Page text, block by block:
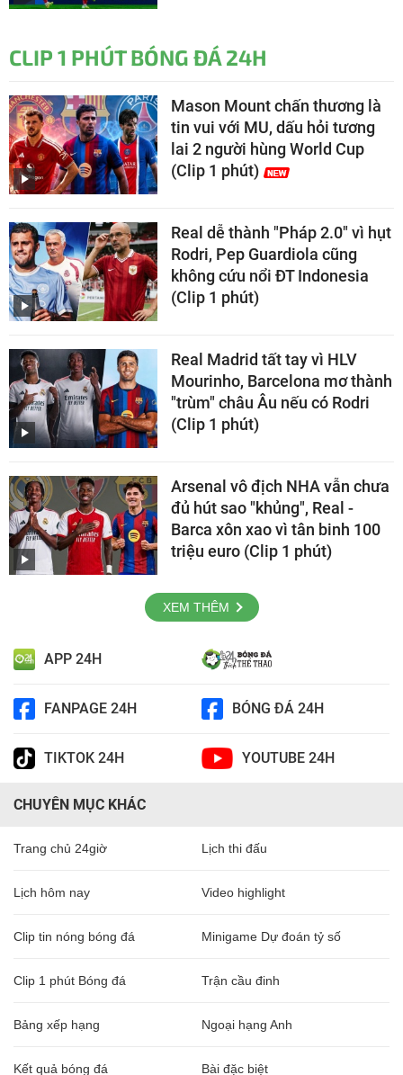
CLIP 1 PHÚT BÓNG ĐÁ 24H
Mason Mount chấn thương là
tin vui với MU, dấu hỏi tương
lai 2 người hùng World Cup
(Clip 1 phút)
Real dễ thành "Pháp 2.0" vì hụt
Rodri, Pep Guardiola cũng
không cứu nổi ĐT Indonesia
(Clip 1 phút)
Real Madrid tất tay vì HLV
Mourinho, Barcelona mơ thành
"trùm" châu Âu nếu có Rodri
(Clip 1 phút)
Arsenal vô địch NHA vẫn chưa
đủ hút sao "khủng", Real -
Barca xôn xao vì tân binh 100
triệu euro (Clip 1 phút)
XEM THÊM
APP 24H
FANPAGE 24H BÓNG ĐÁ 24H
TIKTOK 24H YOUTUBE 24H
CHUYÊN MỤC KHÁC
Trang chủ 24giờ Lịch thi đấu
Lịch hôm nay Video highlight
Clip tin nóng bóng đá Minigame Dự đoán tỷ số
Clip 1 phút Bóng đá Trận cầu đinh
Bảng xếp hạng Ngoại hạng Anh
Kết quả bóng đá Bài đặc biệt